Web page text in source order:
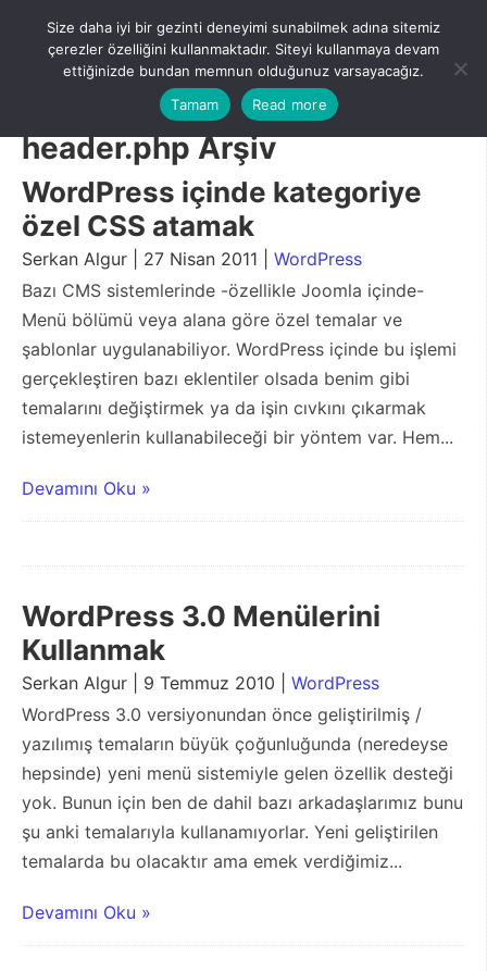
content
Menu
header.php Arşiv
WordPress içinde kategoriye
özel CSS atamak
Serkan Algur | 27 Nisan 2011 | WordPress
Bazı CMS sistemlerinde -özellikle Joomla içinde-
Menü bölümü veya alana göre özel temalar ve
şablonlar uygulanabiliyor. WordPress içinde bu işlemi
gerçekleştiren bazı eklentiler olsada benim gibi
temalarını değiştirmek ya da işin cıvkını çıkarmak
istemeyenlerin kullanabileceği bir yöntem var. Hem...
Devamını Oku »
WordPress 3.0 Menülerini
Kullanmak
Serkan Algur | 9 Temmuz 2010 | WordPress
WordPress 3.0 versiyonundan önce geliştirilmiş /
yazılımış temaların büyük çoğunluğunda (neredeyse
hepsinde) yeni menü sistemiyle gelen özellik desteği
yok. Bunun için ben de dahil bazı arkadaşlarımız bunu
şu anki temalarıyla kullanamıyorlar. Yeni geliştirilen
temalarda bu olacaktır ama emek verdiğimiz...
Devamını Oku »
Size daha iyi bir gezinti deneyimi sunabilmek adına sitemiz
çerezler özelliğini kullanmaktadır. Siteyi kullanmaya devam
ettiğinizde bundan memnun olduğunuz varsayacağız.
Tamam
Read more